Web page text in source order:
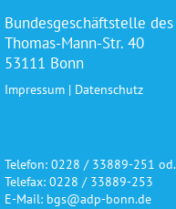
Bundesgeschäftstelle des
Thomas-Mann-Str. 40
53111 Bonn
Impressum | Datenschutz
Telefon: 0228 / 33889-251
Telefax: 0228 / 33889-253
E-Mail: bgs@adp-bonn.de